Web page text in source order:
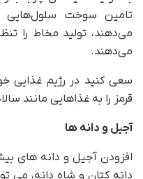
تامین سوخت
می‌دهند، تولید مخاط را
می‌دهند.
سعی کنید در رژیم غذایی
قرمز را به غذاهایی مانند
آجیل و دانه ها
افزودن آجیل و دانه های
دانه کتان و شاه دانه، می